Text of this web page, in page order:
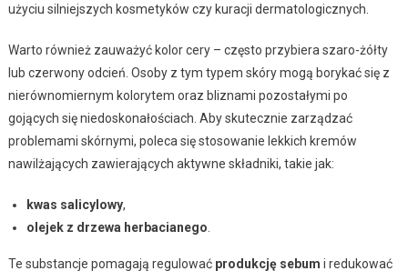
użyciu silniejszych kosmetyków czy kuracji dermatologicznych.
Warto również zauważyć kolor cery – często przybiera szaro-żółty
lub czerwony odcień. Osoby z tym typem skóry mogą borykać się z
nierównomiernym kolorytem oraz bliznami pozostałymi po
gojących się niedoskonałościach. Aby skutecznie zarządzać
problemami skórnymi, poleca się stosowanie lekkich kremów
nawilżających zawierających aktywne składniki, takie jak:
kwas salicylowy,
olejek z drzewa herbacianego
Te substancje pomagają regulować produkcję sebum i redukować